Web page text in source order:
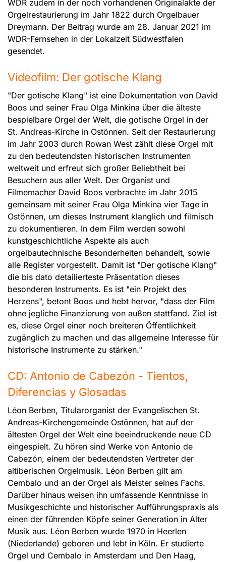
WDR zudem in der noch vorhandenen Originalakte der
Orgelrestaurierung im Jahr 1822 durch Orgelbauer
Dreymann. Der Beitrag wurde am 28. Januar 2021 im
WDR-Fernsehen in der Lokalzeit Südwestfalen
gesendet.
Videofilm: Der gotische Klang
"Der gotische Klang" ist eine Dokumentation von David
Boos und seiner Frau Olga Minkina über die älteste
bespielbare Orgel der Welt, die gotische Orgel in der
St. Andreas-Kirche in Ostönnen. Seit der Restaurierung
im Jahr 2003 durch Rowan West zählt diese Orgel mit
zu den bedeutendsten historischen Instrumenten
weltweit und erfreut sich großer Beliebtheit bei
Besuchern aus aller Welt. Der Organist und
Filmemacher David Boos verbrachte im Jahr 2015
gemeinsam mit seiner Frau Olga Minkina vier Tage in
Ostönnen, um dieses Instrument klanglich und filmisch
zu dokumentieren. In dem Film werden sowohl
kunstgeschichtliche Aspekte als auch
orgelbautechnische Besonderheiten behandelt, sowie
alle Register vorgestellt. Damit ist "Der gotische Klang"
die bis dato detailierteste Präsentation dieses
besonderen Instruments. Es ist "ein Projekt des
Herzens", betont Boos und hebt hervor, "dass der Film
ohne jegliche Finanzierung von außen stattfand. Ziel ist
es, diese Orgel einer noch breiteren Öffentlichkeit
zugänglich zu machen und das allgemeine Interesse für
historische Instrumente zu stärken."
CD: Antonio de Cabezón - Tientos,
Diferencias y Glosadas
Léon Berben, Titularorganist der Evangelischen St.
Andreas-Kirchengemeinde Ostönnen, hat auf der
ältesten Orgel der Welt eine beeindruckende neue CD
eingespielt. Zu hören sind Werke von Antonio de
Cabezón, einem der bedeutendsten Vertreter der
altiberischen Orgelmusik. Léon Berben gilt am
Cembalo und an der Orgel als Meister seines Fachs.
Darüber hinaus weisen ihn umfassende Kenntnisse in
Musikgeschichte und historischer Aufführungspraxis als
einen der führenden Köpfe seiner Generation in Alter
Musik aus. Léon Berben wurde 1970 in Heerlen
(Niederlande) geboren und lebt in Köln. Er studierte
Orgel und Cembalo in Amsterdam und Den Haag,